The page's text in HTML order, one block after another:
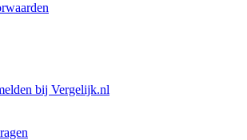
bij Vergelijk.nl